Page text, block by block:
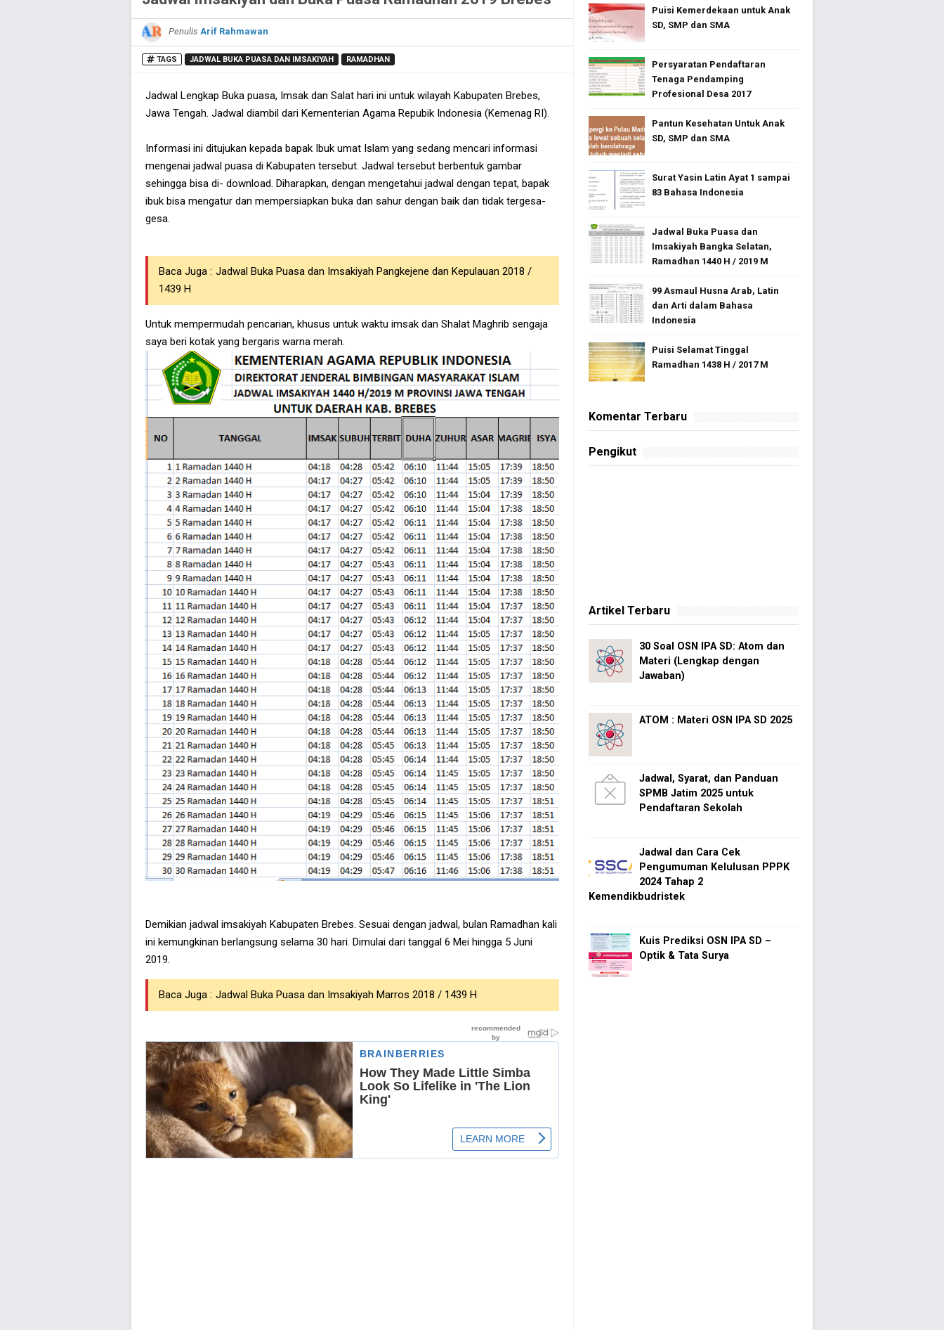
Penulis Arif Rahmawan
TAGS JADWAL BUKA PUASA DAN IMSAKIYAH RAMADHAN
Jadwal Lengkap Buka puasa, Imsak dan Salat hari ini untuk wilayah Kabupaten Brebes,
Jawa Tengah. Jadwal diambil dari Kementerian Agama Repubik Indonesia (Kemenag RI).
Informasi ini ditujukan kepada bapak Ibuk umat Islam yang sedang mencari informasi
mengenai jadwal puasa di Kabupaten tersebut. Jadwal tersebut berbentuk gambar
sehingga bisa di- download. Diharapkan, dengan mengetahui jadwal dengan tepat, bapak
ibuk bisa mengatur dan mempersiapkan buka dan sahur dengan baik dan tidak tergesa-
gesa.
Baca Juga : Jadwal Buka Puasa dan Imsakiyah Pangkejene dan Kepulauan 2018 /
1439 H
Untuk mempermudah pencarian, khusus untuk waktu imsak dan Shalat Maghrib sengaja
saya beri kotak yang bergaris warna merah.
Demikian jadwal imsakiyah Kabupaten Brebes. Sesuai dengan jadwal, bulan Ramadhan kali
ini kemungkinan berlangsung selama 30 hari. Dimulai dari tanggal 6 Mei hingga 5 Juni
2019.
Baca Juga : Jadwal Buka Puasa dan Imsakiyah Marros 2018 / 1439 H
Puisi Kemerdekaan untuk Anak
SD, SMP dan SMA
Persyaratan Pendaftaran
Tenaga Pendamping
Profesional Desa 2017
Pantun Kesehatan Untuk Anak
SD, SMP dan SMA
Surat Yasin Latin Ayat 1 sampai
83 Bahasa Indonesia
Jadwal Buka Puasa dan
Imsakiyah Bangka Selatan,
Ramadhan 1440 H / 2019 M
99 Asmaul Husna Arab, Latin
dan Arti dalam Bahasa
Indonesia
Puisi Selamat Tinggal
Ramadhan 1438 H / 2017 M
Komentar Terbaru
Pengikut
Artikel Terbaru
30 Soal OSN IPA SD: Atom dan
Materi (Lengkap dengan
Jawaban)
ATOM : Materi OSN IPA SD 2025
Jadwal, Syarat, dan Panduan
SPMB Jatim 2025 untuk
Pendaftaran Sekolah
Jadwal dan Cara Cek
Pengumuman Kelulusan PPPK
2024 Tahap 2
Kemendikbudristek
Kuis Prediksi OSN IPA SD –
Optik & Tata Surya